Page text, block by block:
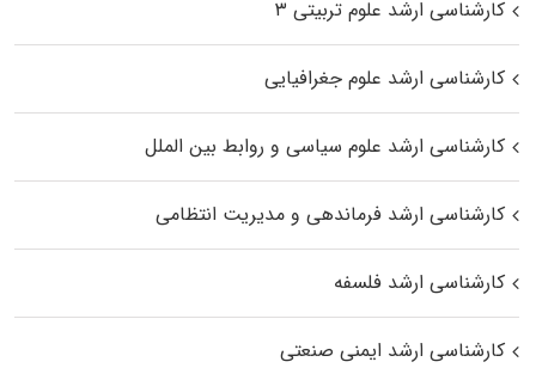
کارشناسی ارشد علوم تربیتی ۳
کارشناسی ارشد علوم جغرافیایی
کارشناسی ارشد علوم سیاسی و روابط بین الملل
کارشناسی ارشد فرماندهی و مدیریت انتظامی
کارشناسی ارشد فلسفه
کارشناسی ارشد ایمنی صنعتی